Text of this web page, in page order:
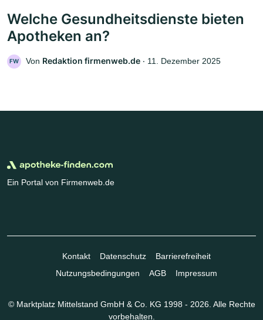
Welche Gesundheitsdienste bieten
Apotheken an?
FW Von Redaktion firmenweb.de ‧ 11. Dezember 2025
Ein Portal von Firmenweb.de
Kontakt Datenschutz
Barrierefreiheit
Nutzungsbedingungen
AGB Impressum
© Marktplatz Mittelstand GmbH & Co. KG 1998 - 2026. Alle Rechte
vorbehalten.